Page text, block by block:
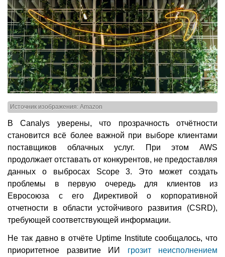
Источник изображения: Amazon
В Canalys уверены, что прозрачность отчётности
становится всё более важной при выборе клиентами
поставщиков облачных услуг. При этом AWS
продолжает отставать от конкурентов, не предоставляя
данных о выбросах Scope 3. Это может создать
проблемы в первую очередь для клиентов из
Евросоюза с его Директивой о корпоративной
отчетности в области устойчивого развития (CSRD),
требующей соответствующей информации.
Не так давно в отчёте Uptime Institute сообщалось, что
приоритетное развитие ИИ грозит неисполнением